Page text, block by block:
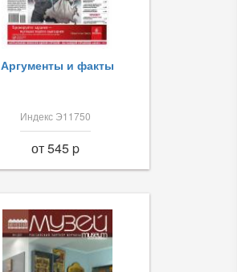
Аргументы и факты
Индекс Э11750
от 545 p